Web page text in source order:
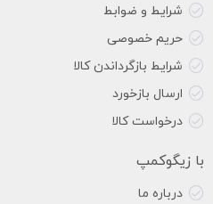
شرایط و ضوابط
حریم خصوصی
شرایط بازگرداندن کالا
ارسال بازخورد
درخواست کالا
با زیگوکمپ
درباره ما